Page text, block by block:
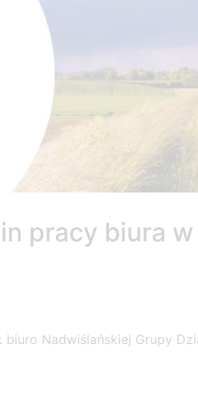
pracy biura
Nadwiślańskiej Grupy